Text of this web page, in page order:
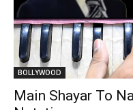
BOLLYWOOD
Main Shayar To